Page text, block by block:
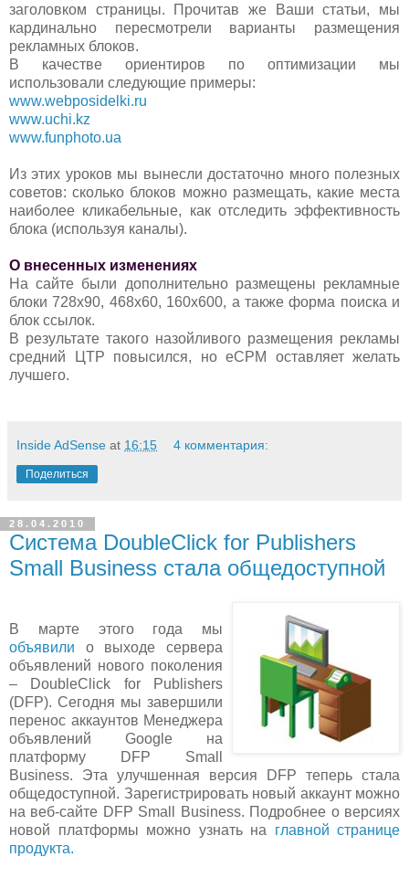
заголовком страницы. Прочитав же Ваши статьи, мы
кардинально пересмотрели варианты размещения
рекламных блоков.
В качестве ориентиров по оптимизации мы
использовали следующие примеры:
www.webposidelki.ru
www.uchi.kz
www.funphoto.ua
Из этих уроков мы вынесли достаточно много полезных
советов: сколько блоков можно размещать, какие места
наиболее кликабельные, как отследить эффективность
блока (используя каналы).
О внесенных изменениях
На сайте были дополнительно размещены рекламные
блоки 728x90, 468x60, 160x600, а также форма поиска и
блок ссылок.
В результате такого назойливого размещения рекламы
средний ЦТР повысился, но eCPM оставляет желать
лучшего.
Inside AdSense at 16:15 4 комментария:
Поделиться
28.04.2010
Система DoubleClick for Publishers
Small Business стала общедоступной
В марте этого года мы
объявили о выходе сервера
объявлений нового поколения
– DoubleClick for Publishers
(DFP). Сегодня мы завершили
перенос аккаунтов Менеджера
объявлений Google на
платформу DFP Small
Business. Эта улучшенная версия DFP теперь стала
общедоступной. Зарегистрировать новый аккаунт можно
на веб-сайте DFP Small Business. Подробнее о версиях
новой платформы можно узнать на главной странице
продукта.